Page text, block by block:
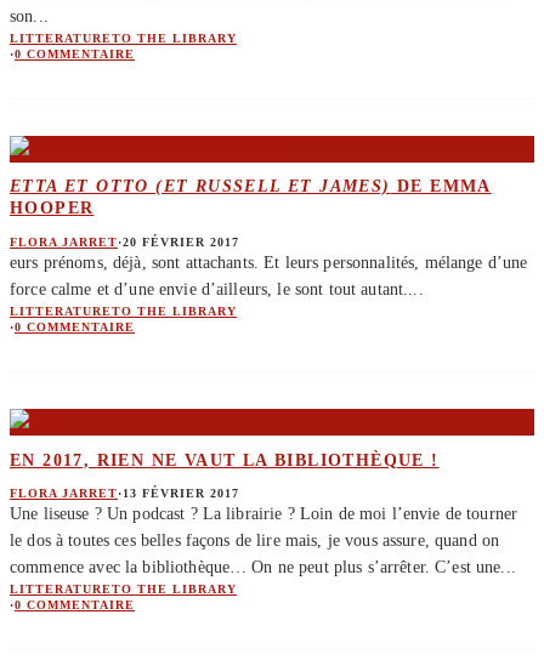
son
LITTERATURETO THE LIBRARY
·0 COMMENTAIRE
ETTA ET OTTO (ET RUSSELL ET JAMES) DE EMMA
HOOPER
FLORA JARRET·20 FÉVRIER 2017
eurs prénoms, déjà, sont attachants. Et leurs personnalités, mélange d’une
force calme et d’une envie d’ailleurs, le sont tout autant....
LITTERATURETO THE LIBRARY
·0 COMMENTAIRE
EN 2017, RIEN NE VAUT LA BIBLIOTHÈQUE !
FLORA JARRET·13 FÉVRIER 2017
Une liseuse ? Un podcast ? La librairie ? Loin de moi l’envie de tourner
le dos à toutes ces belles façons de lire mais, je vous assure, quand on
commence avec la bibliothèque… On ne peut plus s’arrêter. C’est une...
LITTERATURETO THE LIBRARY
·0 COMMENTAIRE